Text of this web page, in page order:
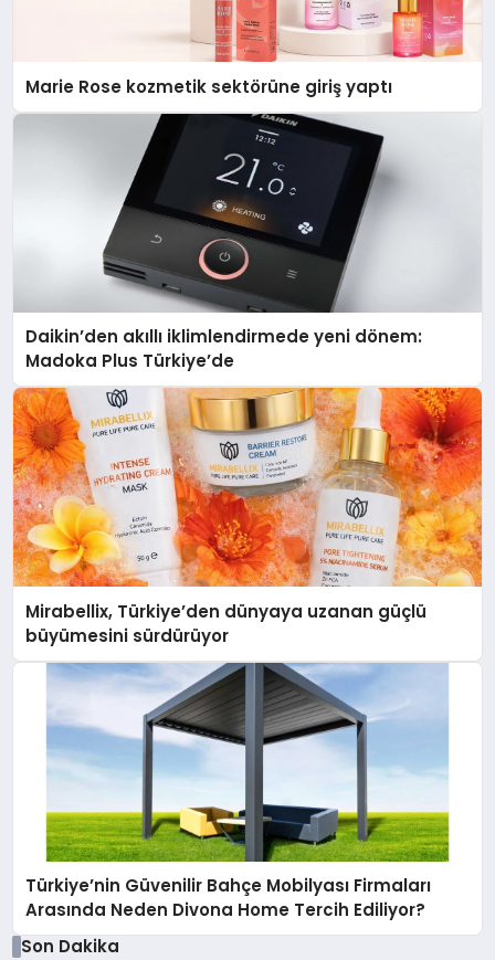
Marie Rose kozmetik sektörüne giriş yaptı
Daikin’den akıllı iklimlendirmede yeni dönem:
Madoka Plus Türkiye’de
Mirabellix, Türkiye’den dünyaya uzanan güçlü
büyümesini sürdürüyor
Türkiye’nin Güvenilir Bahçe Mobilyası Firmaları
Arasında Neden Divona Home Tercih Ediliyor?
Son Dakika